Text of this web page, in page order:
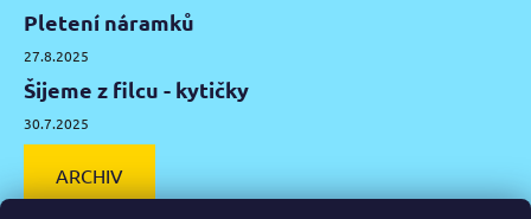
Pletení náramků
27.8.2025
Šijeme z filcu - kytičky
30.7.2025
ARCHIV